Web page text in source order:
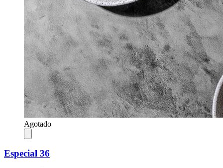
Agotado
Especial 36